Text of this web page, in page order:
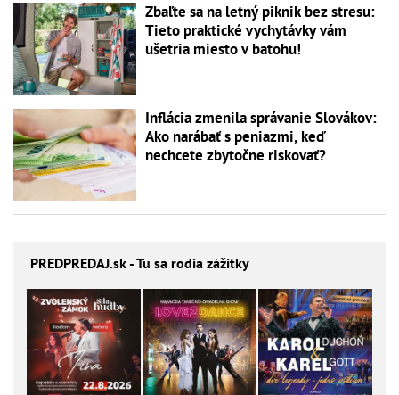
Zbaľte sa na letný piknik bez stresu:
Tieto praktické vychytávky vám
ušetria miesto v batohu!
Inflácia zmenila správanie Slovákov:
Ako narábať s peniazmi, keď
nechcete zbytočne riskovať?
PREDPREDAJ.sk - Tu sa rodia zážitky